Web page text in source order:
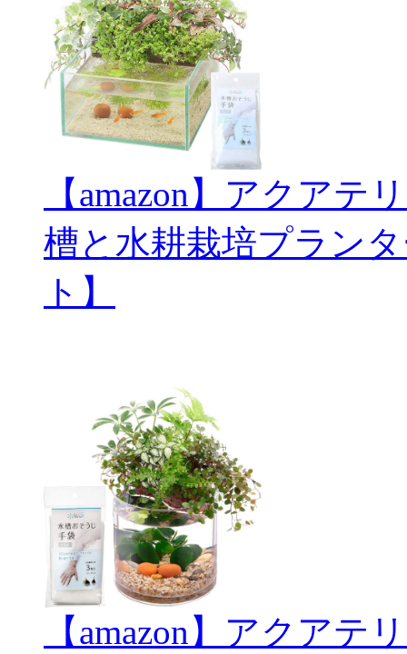
【amazon】アクアテ
槽と水耕栽培プラン
ト】
【amazon】アクアテ